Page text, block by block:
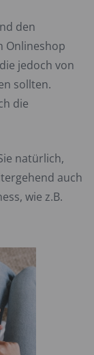
den
Onlineshop
jedoch von
sollten.
die
natürlich,
auch
wie z.B.